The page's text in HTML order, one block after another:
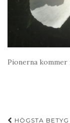
Pionerna
HÖGSTA